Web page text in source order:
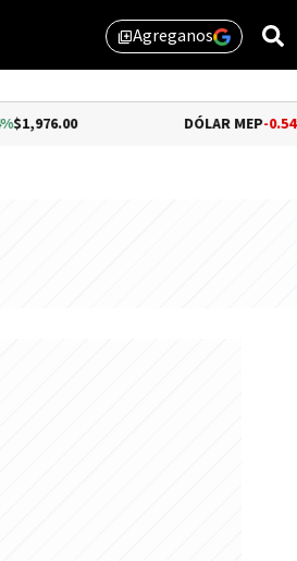
library_addAgreganos
-0.54%$1,510.79